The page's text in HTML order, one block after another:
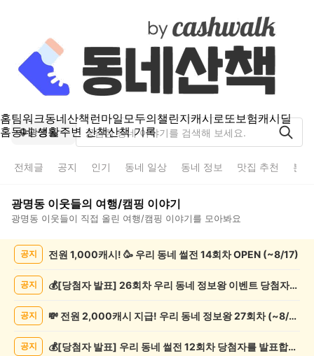
홈팀워크동네산책런마일모두의챌린지캐시로또보험캐시딜
홈동네 생활주변 산책산책 기록
광명동
전체글 공지 인기 동네 일상 동네 정보 맛집 추천 분
광명동 이웃들의 여행/캠핑 이야기
광명동 이웃들이 직접 올린 여행/캠핑 이야기를 모아봐요
공지 전원 1,000캐시! 🥳 우리 동네 썰전 14회차 OPEN (~8/17)
공지 💰[당첨자 발표] 26회차 우리 동네 정보왕 이벤트 당첨자를 발표합니다!
공지 💸 전원 2,000캐시 지급! 우리 동네 정보왕 27회차 (~8/10)
공지 💰[당첨자 발표] 우리 동네 썰전 12회차 당첨자를 발표합니다!